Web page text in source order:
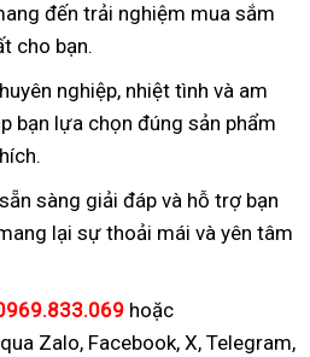
đến trải nghiệm mua sắm
cho bạn.
nghiệp, nhiệt tình và am
bạn lựa chọn đúng sản phẩm
sàng giải đáp và hỗ trợ bạn
lại sự thoải mái và yên tâm
hoặc
Zalo, Facebook, X, Telegram,